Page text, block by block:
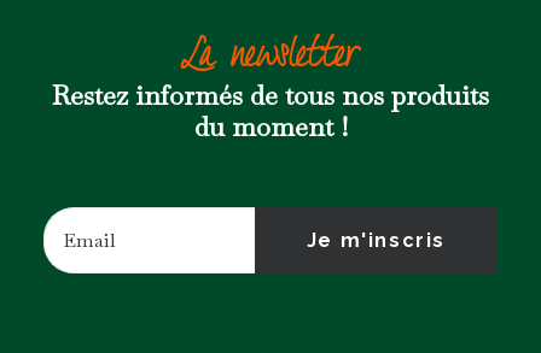
La newsletter
Restez informés de tous nos produits
du moment !